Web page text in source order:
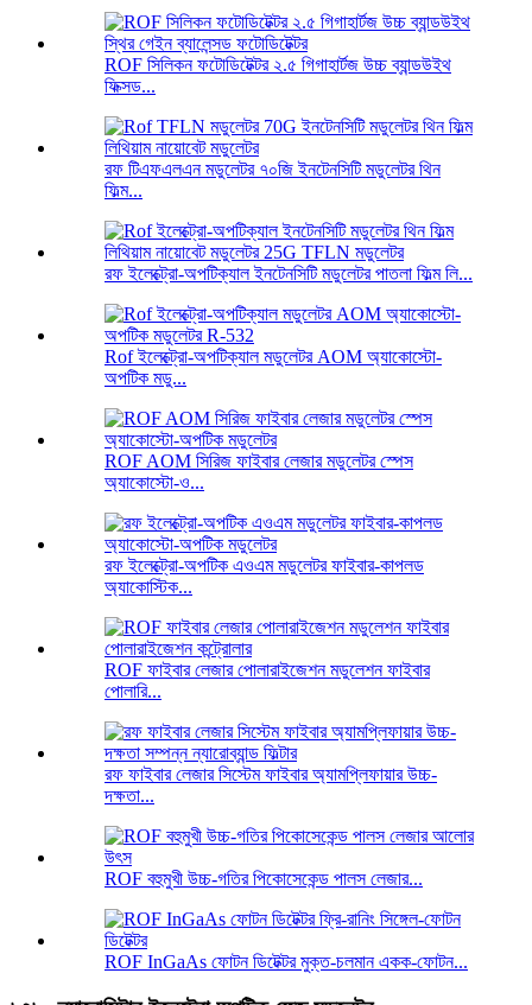
ROF সিলিকন ফটোডিটেক্টর ২.৫ গিগাহার্টজ উচ্চ ব্যান্ডউইথ
ফিক্সড...
রফ টিএফএলএন মডুলেটর ৭০জি ইনটেনসিটি মডুলেটর থিন
ফিল্ম...
রফ ইলেক্ট্রো-অপটিক্যাল ইনটেনসিটি মডুলেটর পাতলা ফিল্ম লি...
Rof ইলেক্ট্রো-অপটিক্যাল মডুলেটর AOM অ্যাকোস্টো-
অপটিক মডু...
ROF AOM সিরিজ ফাইবার লেজার মডুলেটর স্পেস
অ্যাকোস্টো-ও...
রফ ইলেক্ট্রো-অপটিক এওএম মডুলেটর ফাইবার-কাপলড
অ্যাকোস্টিক...
ROF ফাইবার লেজার পোলারাইজেশন মডুলেশন ফাইবার
পোলারি...
রফ ফাইবার লেজার সিস্টেম ফাইবার অ্যামপ্লিফায়ার উচ্চ-
দক্ষতা...
ROF বহুমুখী উচ্চ-গতির পিকোসেকেন্ড পালস লেজার...
ROF InGaAs ফোটন ডিটেক্টর মুক্ত-চলমান একক-ফোটন...